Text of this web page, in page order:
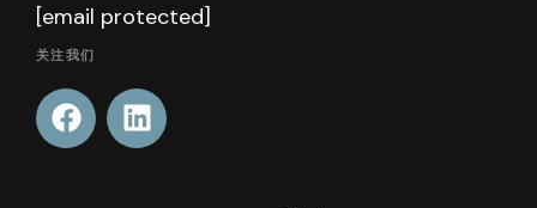
[email protected]
关注我们